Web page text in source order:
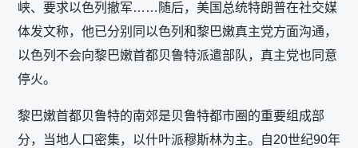
峡、要求以色列撤军……随后，美国总统特朗普在社交媒
体发文称，他已分别同以色列和黎巴嫩真主党方面沟通，
以色列不会向黎巴嫩首都贝鲁特派遣部队，真主党也同意
停火。
黎巴嫩首都贝鲁特的南郊是贝鲁特都市圈的重要组成部
分，当地人口密集，以什叶派穆斯林为主。自20世纪90年